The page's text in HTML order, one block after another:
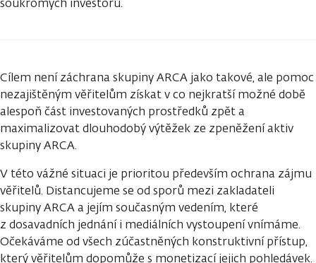
Cílem není záchrana skupiny ARCA jako takové, ale pomoc
nezajištěným věřitelům získat v co nejkratší možné době
alespoň část investovaných prostředků zpět a
maximalizovat dlouhodobý výtěžek ze zpeněžení aktiv
skupiny ARCA.
V této vážné situaci je prioritou především ochrana zájmu
věřitelů. Distancujeme se od sporů mezi zakladateli
skupiny ARCA a jejím současným vedením, které
z dosavadních jednání i mediálních vystoupení vnímáme.
Očekáváme od všech zúčastněných konstruktivní přístup,
který věřitelům dopomůže s monetizací jejich pohledávek.